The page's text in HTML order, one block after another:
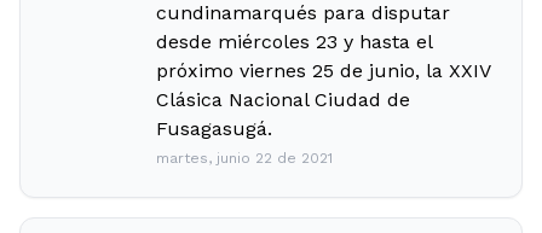
cundinamarqués para disputar
desde miércoles 23 y hasta el
próximo viernes 25 de junio, la XXIV
Clásica Nacional Ciudad de
Fusagasugá.
martes, junio 22 de 2021